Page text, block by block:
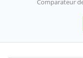
Comparateur